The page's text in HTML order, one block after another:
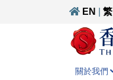
EN 繁
關於我們